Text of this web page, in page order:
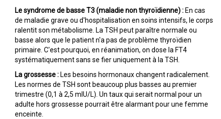
Le syndrome de basse T3 (maladie non thyroïdienne) : En cas
de maladie grave ou d'hospitalisation en soins intensifs, le corps
ralentit son métabolisme. La TSH peut paraître normale ou
basse alors que le patient n'a pas de problème thyroïdien
primaire. C'est pourquoi, en réanimation, on dose la FT4
systématiquement sans se fier uniquement à la TSH.
La grossesse : Les besoins hormonaux changent radicalement.
Les normes de TSH sont beaucoup plus basses au premier
trimestre (0,1 à 2,5 mIU/L). Un taux qui serait normal pour un
adulte hors grossesse pourrait être alarmant pour une femme
enceinte.